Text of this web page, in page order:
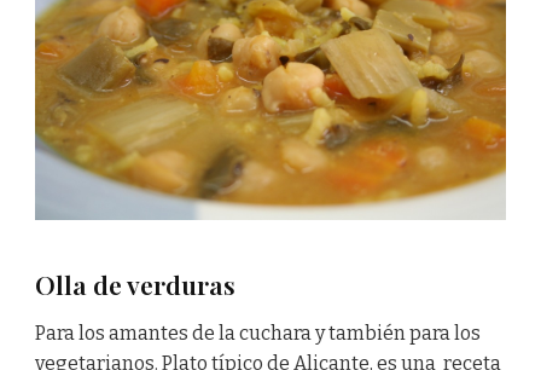
Olla de verduras
Para los amantes de la cuchara y también para los
vegetarianos. Plato típico de Alicante, es una receta